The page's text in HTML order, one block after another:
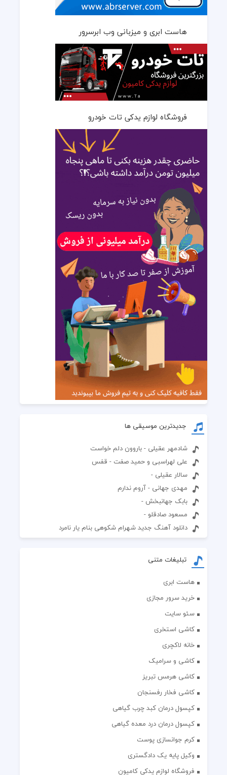
هاست ابری و میزبانی وب ابرسرور
فروشگاه لوازم یدکی تات خودرو
جدیدترین موسیقی ها
شادمهر عقیلی - باروون دلم خواست
علی لهراسبی و حمید صفت - قفس
سالار عقیلی -
مهدی جهانی - آروم ندارم
بابک جهانبخش -
مسعود صادقلو -
دانلود آهنگ جدید شهرام شکوهی بنام یار نامرد
تبلیغات متنی
هاست ابری
خرید سرور مجازی
سئو سایت
کاشی استخری
خانه لاکچری
کاشی و سرامیک
کاشی هرمس تبریز
کاشی فخار رفسنجان
کپسول درمان کبد چرب گیاهی
کپسول درمان درد معده گیاهی
کرم جوانسازی پوست
وکیل پایه یک دادگستری
فروشگاه لوازم یدکی کامیون